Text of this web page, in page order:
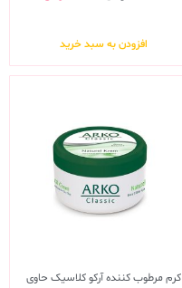
افزودن به سبد خرید
کرم مرطوب کننده آرکو کلاسیک حاوی